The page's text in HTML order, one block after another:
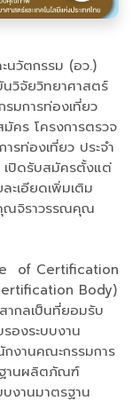
นวัตกรรม (อว.)
วิจัยวิทยาศาสตร์
รมการท่องเที่ยว
มัคร โครงการตรวจ
รท่องเที่ยว ประจำ
ปิดรับสมัครตั้งแต่
เอียดเพิ่มเติม
ณจิราวรรณคุณ
of Certification
Body)
ากลเป็นที่ยอมรับ
รองระบบงาน
กงานคณะกรรมการ
ฐานผลิตภัณฑ์
งานมาตรฐาน